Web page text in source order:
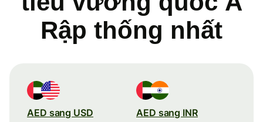
Rập thống nhất
AED sang USD AED sang INR